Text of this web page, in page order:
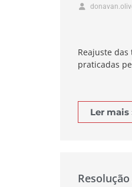
Reajuste
praticadas
Ler mais
Resolução